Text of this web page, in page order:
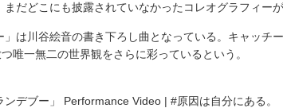
だどこにも披露されていなかったコレオグラフィーが
は川谷絵音の書き下ろし曲となっている。キャッチ
唯一無二の世界観をさらに彩っているという。
デブー」 Performance Video | #原因は自分にある。